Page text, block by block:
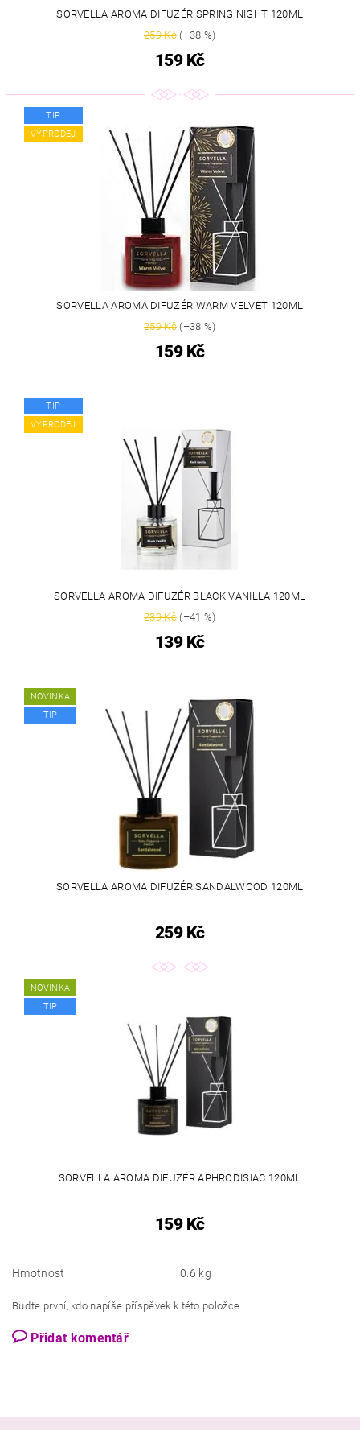
SORVELLA AROMA DIFUZÉR SPRING NIGHT 120ML
259 Kč(–38 %)
159 Kč
TIP
VÝPRODEJ
SORVELLA AROMA DIFUZÉR WARM VELVET 120ML
259 Kč(–38 %)
159 Kč
TIP
VÝPRODEJ
SORVELLA AROMA DIFUZÉR BLACK VANILLA 120ML
239 Kč(–41 %)
139 Kč
NOVINKA
TIP
SORVELLA AROMA DIFUZÉR SANDALWOOD 120ML
259 Kč
NOVINKA
TIP
SORVELLA AROMA DIFUZÉR APHRODISIAC 120ML
159 Kč
Hmotnost 0.6 kg
Buďte první, kdo napíše příspěvek k této položce.
Přidat komentář